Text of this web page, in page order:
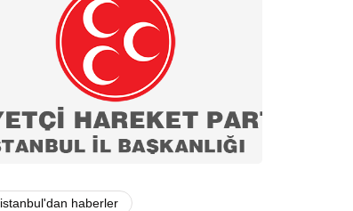
i̇stanbul'dan haberler